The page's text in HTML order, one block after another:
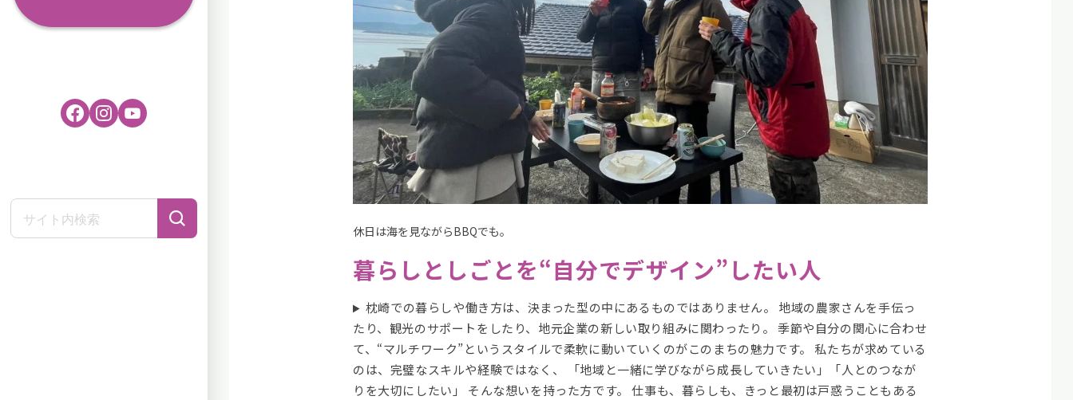
休日は海を見ながらBBQでも。
暮らしとしごとを“自分でデザイン”したい人
枕崎での暮らしや働き方は、決まった型の中にあるものではありません。 地域の農家さんを手伝っ
たり、観光のサポートをしたり、地元企業の新しい取り組みに関わったり。 季節や自分の関心に合わせ
て、“マルチワーク”というスタイルで柔軟に動いていくのがこのまちの魅力です。 私たちが求めている
のは、完璧なスキルや経験ではなく、 「地域と一緒に学びながら成長していきたい」「人とのつなが
りを大切にしたい」 そんな想いを持った方です。 仕事も、暮らしも、きっと最初は戸惑うこともある